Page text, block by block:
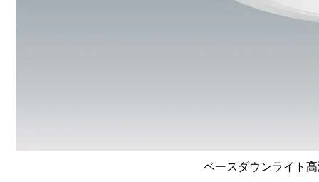
ベースダウンライト